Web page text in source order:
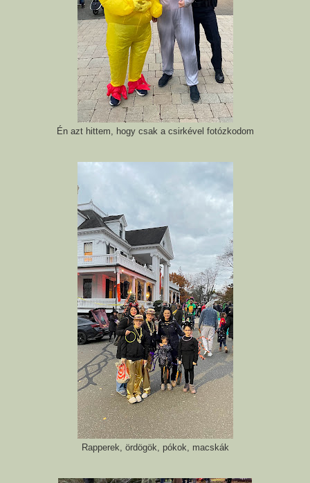
Én azt hittem, hogy csak a csirkével fotózkodom
Rapperek, ördögök, pókok, macskák